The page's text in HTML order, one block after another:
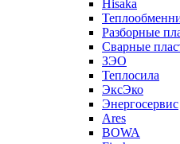
Hisaka
Разборные
Сварные
ЗЭО
Теплосила
ЭксЭко
Энергосервис
Ares
BOWA